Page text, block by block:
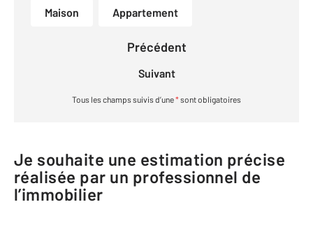
Maison
Appartement
Précédent
Suivant
Tous les champs suivis d’une*sont obligatoires
Je souhaite une estimation précise
réalisée par un professionnel de
l’immobilier